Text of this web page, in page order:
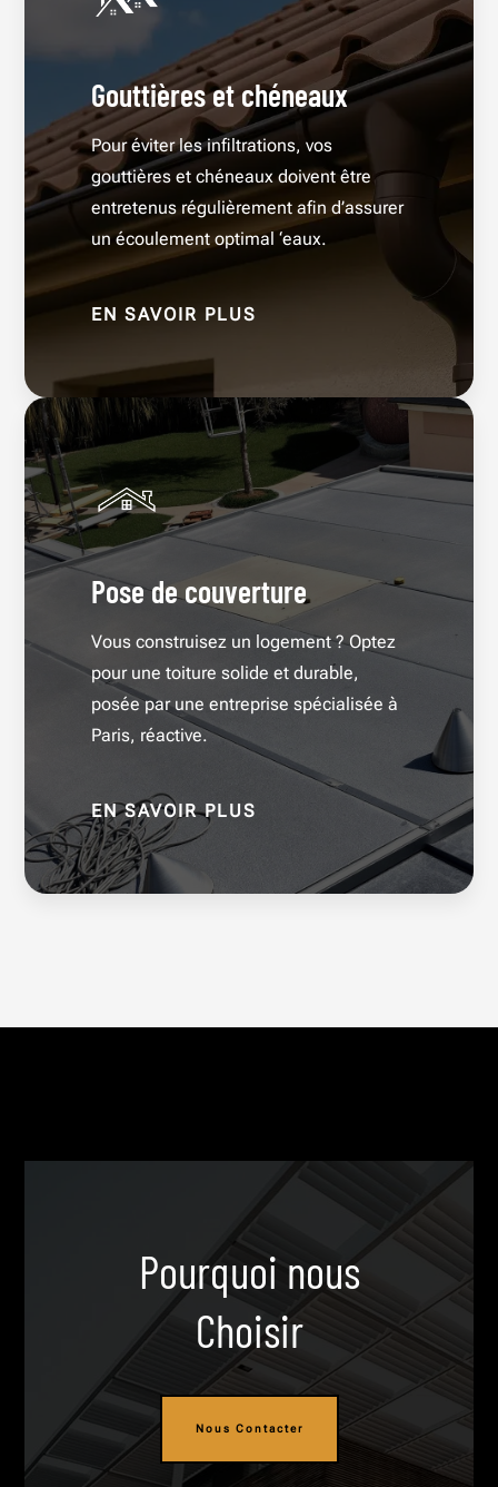
Gouttières et chéneaux
Pour éviter les infiltrations, vos
gouttières et chéneaux doivent être
entretenus régulièrement afin d’assurer
un écoulement optimal ‘eaux.
EN SAVOIR PLUS
Pose de couverture
Vous construisez un logement ? Optez
pour une toiture solide et durable,
posée par une entreprise spécialisée à
Paris, réactive.
EN SAVOIR PLUS
Pourquoi nous
Choisir
Nous Contacter